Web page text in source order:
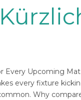
Every Upcoming
every fixture
Why